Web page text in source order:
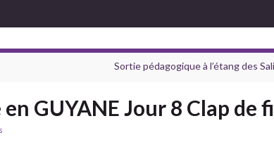
Sortie pédagogique à l’étang des
GUYANE Jour 8 Clap de